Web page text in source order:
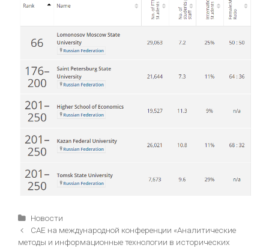
Рубрики
Новости
Навигация
записи
САЕ на международной конференции «Аналитические
методы и информационные технологии в исторических